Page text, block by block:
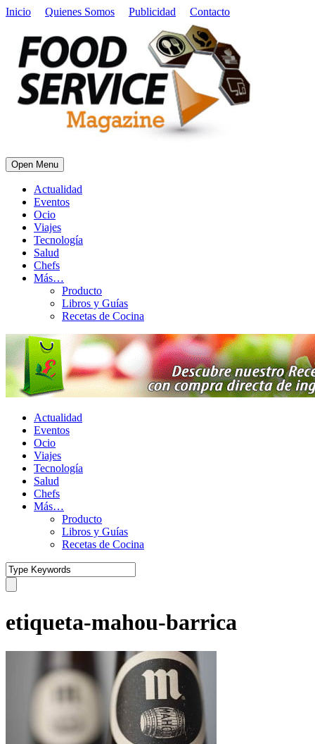
Inicio Quienes Somos Publicidad Contacto
Open Menu
Actualidad
Eventos
Ocio
Viajes
Tecnología
Salud
Chefs
Más…
Producto
Libros y Guías
Recetas de Cocina
Actualidad
Eventos
Ocio
Viajes
Tecnología
Salud
Chefs
Más…
Producto
Libros y Guías
Recetas de Cocina
etiqueta-mahou-barrica